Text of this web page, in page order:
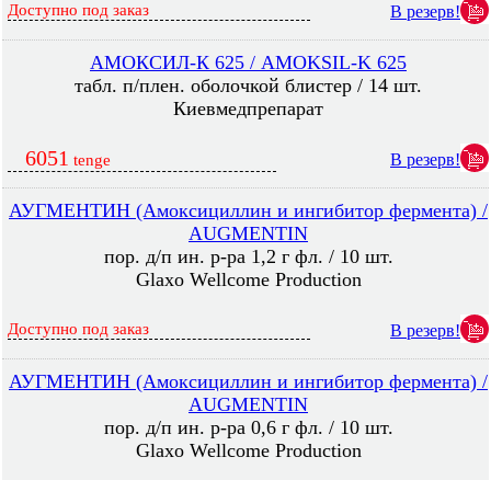
Доступно под заказ В резерв!
АМОКСИЛ-К 625 / AMOKSIL-K 625
табл. п/плен. оболочкой блистер / 14 шт.
Киевмедпрепарат
6051 tenge В резерв!
АУГМЕНТИН (Амоксициллин и ингибитор фермента) /
AUGMENTIN
пор. д/п ин. р-ра 1,2 г фл. / 10 шт.
Glaxo Wellcome Production
Доступно под заказ В резерв!
АУГМЕНТИН (Амоксициллин и ингибитор фермента) /
AUGMENTIN
пор. д/п ин. р-ра 0,6 г фл. / 10 шт.
Glaxo Wellcome Production